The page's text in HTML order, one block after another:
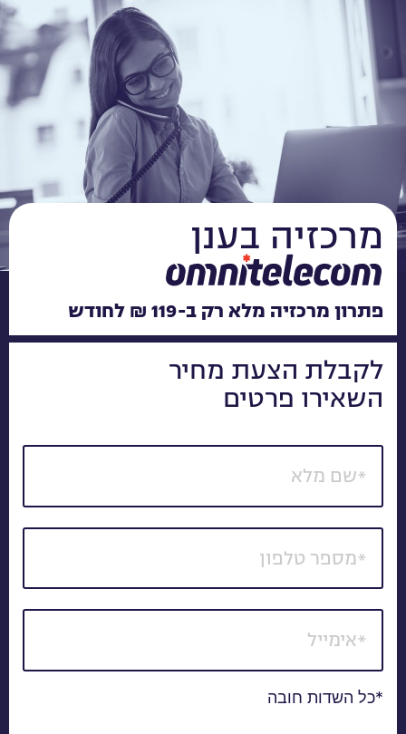
מרכזיה בענן
פתרון מרכזיה מלא רק ב-119 ₪ לחודש​
לקבלת הצעת מחיר
השאירו פרטים
*כל השדות חובה